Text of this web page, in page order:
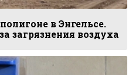
в Энгельсе.
загрязнения воздуха